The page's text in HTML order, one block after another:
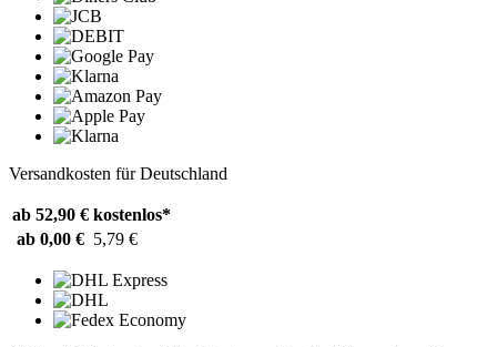
Versandkosten für Deutschland
ab 52,90 € kostenlos*
ab 0,00 € 5,79 €